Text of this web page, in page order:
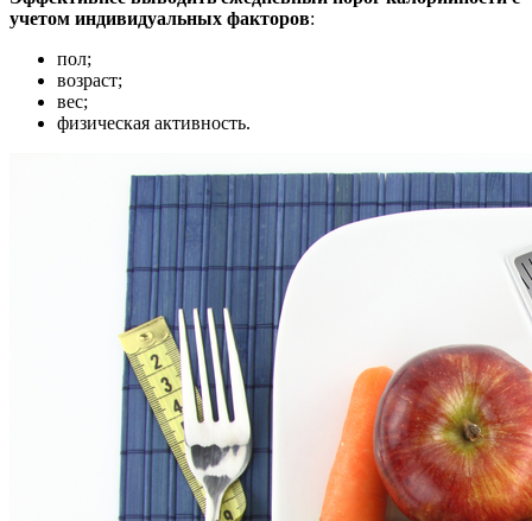
учетом индивидуальных факторов:
пол;
возраст;
вес;
физическая активность.